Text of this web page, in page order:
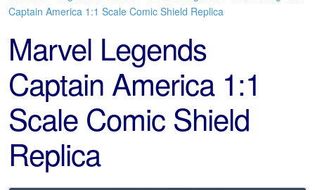
Captain America 1:1 Scale Comic Shield Replica
Marvel Legends
Captain America 1:1
Scale Comic Shield
Replica